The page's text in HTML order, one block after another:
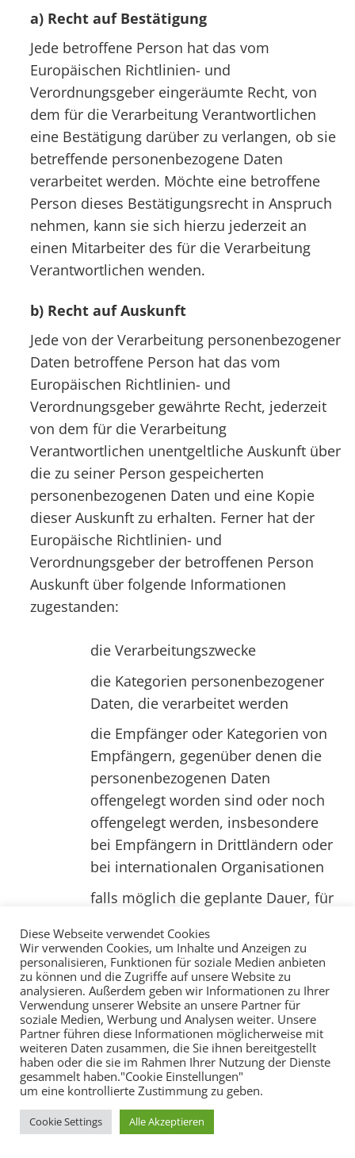
a) Recht auf Bestätigung
Jede betroffene Person hat das vom
Europäischen Richtlinien- und
Verordnungsgeber eingeräumte Recht, von
dem für die Verarbeitung Verantwortlichen
eine Bestätigung darüber zu verlangen, ob sie
betreffende personenbezogene Daten
verarbeitet werden. Möchte eine betroffene
Person dieses Bestätigungsrecht in Anspruch
nehmen, kann sie sich hierzu jederzeit an
einen Mitarbeiter des für die Verarbeitung
Verantwortlichen wenden.
b) Recht auf Auskunft
Jede von der Verarbeitung personenbezogener
Daten betroffene Person hat das vom
Europäischen Richtlinien- und
Verordnungsgeber gewährte Recht, jederzeit
von dem für die Verarbeitung
Verantwortlichen unentgeltliche Auskunft über
die zu seiner Person gespeicherten
personenbezogenen Daten und eine Kopie
dieser Auskunft zu erhalten. Ferner hat der
Europäische Richtlinien- und
Verordnungsgeber der betroffenen Person
Auskunft über folgende Informationen
zugestanden:
die Verarbeitungszwecke
die Kategorien personenbezogener
Daten, die verarbeitet werden
die Empfänger oder Kategorien von
Empfängern, gegenüber denen die
personenbezogenen Daten
offengelegt worden sind oder noch
offengelegt werden, insbesondere
bei Empfängern in Drittländern oder
bei internationalen Organisationen
falls möglich die geplante Dauer, für
gespeichert werden, oder, falls dies
nicht möglich ist, die Kriterien für die
Festlegung dieser Dauer
das Bestehen eines Rechts auf
Berichtigung oder Löschung der sie
betreffenden personenbezogenen
Daten oder auf Einschränkung der
Verarbeitung durch den
Verantwortlichen oder eines
Diese Webseite verwendet Cookies
Wir verwenden Cookies, um Inhalte und Anzeigen zu
personalisieren, Funktionen für soziale Medien anbieten
zu können und die Zugriffe auf unsere Website zu
analysieren. Außerdem geben wir Informationen zu Ihrer
Verwendung unserer Website an unsere Partner für
soziale Medien, Werbung und Analysen weiter. Unsere
Partner führen diese Informationen möglicherweise mit
weiteren Daten zusammen, die Sie ihnen bereitgestellt
haben oder die sie im Rahmen Ihrer Nutzung der Dienste
gesammelt haben."Cookie Einstellungen"
um eine kontrollierte Zustimmung zu geben.
Cookie Settings Alle Akzeptieren